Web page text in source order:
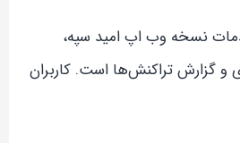
نسخه وب اپ امید سپه،
گزارش تراکنش‌ها است. کاربران